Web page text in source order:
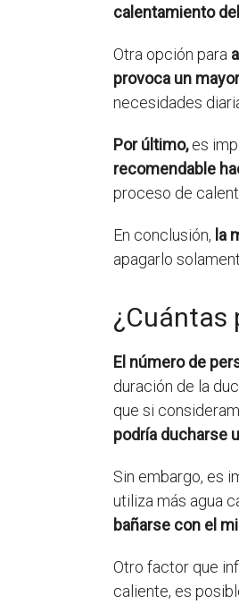
calentamiento
Otra opción para
provoca un
necesidades
Por último,es
recomendable
proceso de
En conclusión, la
apagarlo
¿Cuántas
El número de
duración de la
que si
podría ducharse
Sin embargo, es
utiliza más agua
bañarse con el
Otro factor que
caliente, es